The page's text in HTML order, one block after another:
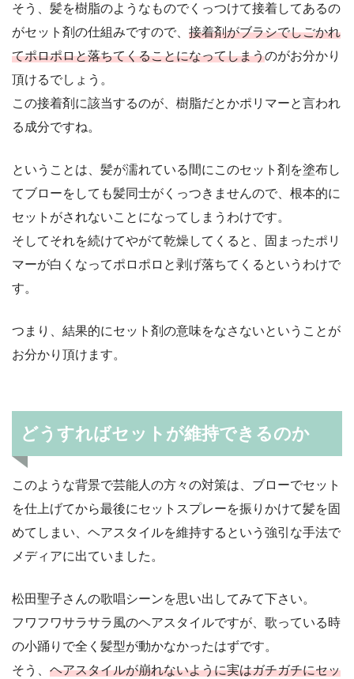
そう、髪を樹脂のようなものでくっつけて接着してあるの
がセット剤の仕組みですので、 接着剤がブラシでしごかれ
てポロポロと落ちてくることになってしまうのがお分かり
頂けるでしょう。
この接着剤に該当するのが、樹脂だとかポリマーと言われ
る成分ですね。
ということは、髪が濡れている間にこのセット剤を塗布し
てブローをしても髪同士がくっつきませんので、根本的に
セットがされないことになってしまうわけです。
そしてそれを続けてやがて乾燥してくると、固まったポリ
マーが白くなってポロポロと剥げ落ちてくるというわけで
す。
つまり、結果的にセット剤の意味をなさないということが
お分かり頂けます。
どうすればセットが維持できるのか
このような背景で芸能人の方々の対策は、ブローでセット
を仕上げてから最後にセットスプレーを振りかけて髪を固
めてしまい、ヘアスタイルを維持するという強引な手法で
メディアに出ていました。
松田聖子さんの歌唱シーンを思い出してみて下さい。
フワフワサラサラ風のヘアスタイルですが、歌っている時
の小踊りで全く髪型が動かなかったはずです。
そう、 ヘアスタイルが崩れないように実はガチガチにセッ